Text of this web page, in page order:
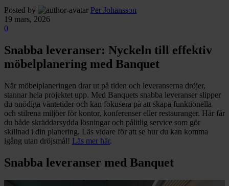
Posted by
Per Johansson
19 mars, 2026
0
Snabba leveranser: Nyckeln till effektiv
möbelplanering med Banquet
När möbelplaneringen drar ut på tiden och leveranserna dröjer,
stannar hela projektet upp. Med Banquets snabba leveranser slipper
du onödiga väntetider och kan fokusera på att skapa funktionella
och stilrena miljöer för kontor, konferenser eller restauranger. Här får
du både skräddarsydda lösningar och pålitlig service som gör
skillnad i din planering. Läs vidare för att se hur du kan komma
igång utan dröjsmål! Läs mer här.
Snabba leveranser med Banquet